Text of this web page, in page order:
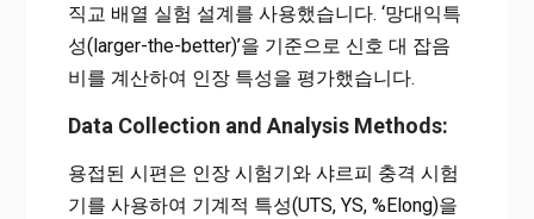
직교 배열 실험 설계를 사용했습니다. ‘망대익특
성(larger-the-better)’을 기준으로 신호 대 잡음
비를 계산하여 인장 특성을 평가했습니다.
Data Collection and Analysis Methods:
용접된 시편은 인장 시험기와 샤르피 충격 시험
기를 사용하여 기계적 특성(UTS, YS, %Elong)을